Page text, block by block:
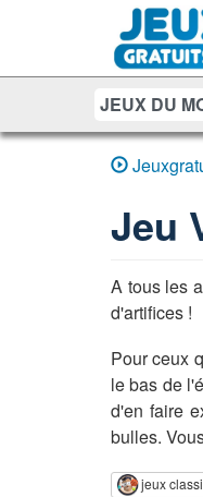
JEUX DU
BATAILLE NAVALE
Jeu
A tous les
d'artifices !
Pour ceux
le bas de
d'en faire
bulles.
jeux